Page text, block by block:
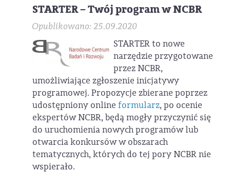
STARTER – Twój program w NCBR
Opublikowano: 25.09.2020
STARTER to nowe
narzędzie przygotowane
przez NCBR,
umożliwiające zgłoszenie inicjatywy
programowej. Propozycje zbierane poprzez
udostępniony online formularz, po ocenie
ekspertów NCBR, będą mogły przyczynić się
do uruchomienia nowych programów lub
otwarcia konkursów w obszarach
tematycznych, których do tej pory NCBR nie
wspierało.